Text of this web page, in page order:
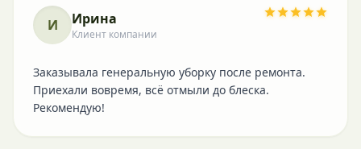
И Ирина
Клиент компании
Заказывала генеральную уборку после ремонта.
Приехали вовремя, всё отмыли до блеска.
Рекомендую!